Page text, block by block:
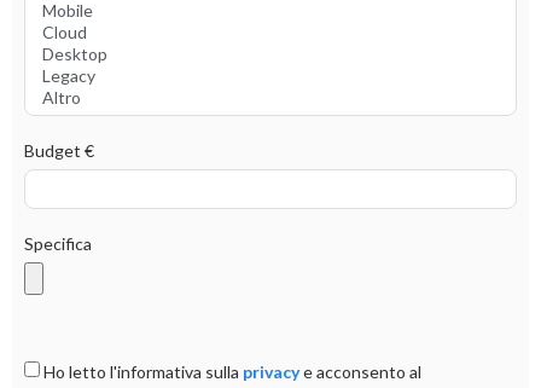
Budget €
Specifica
Ho letto l'informativa sulla privacye acconsento al